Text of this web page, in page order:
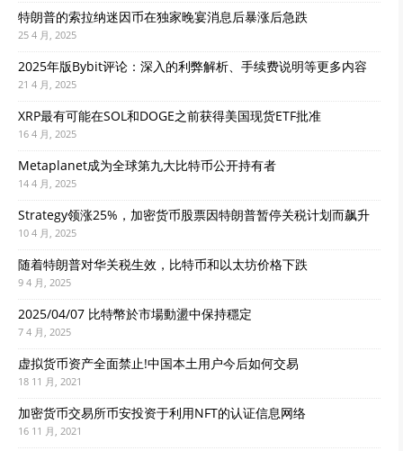
特朗普的索拉纳迷因币在独家晚宴消息后暴涨后急跌
25 4 月, 2025
2025年版Bybit评论：深入的利弊解析、手续费说明等更多内容
21 4 月, 2025
XRP最有可能在SOL和DOGE之前获得美国现货ETF批准
16 4 月, 2025
Metaplanet成为全球第九大比特币公开持有者
14 4 月, 2025
Strategy领涨25%，加密货币股票因特朗普暂停关税计划而飙升
10 4 月, 2025
随着特朗普对华关税生效，比特币和以太坊价格下跌
9 4 月, 2025
2025/04/07 比特幣於市場動盪中保持穩定
7 4 月, 2025
虚拟货币资产全面禁止!中国本土用户今后如何交易
18 11 月, 2021
加密货币交易所币安投资于利用NFT的认证信息网络
16 11 月, 2021